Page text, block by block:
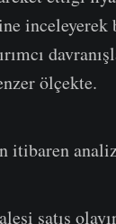
inceleyerek
ölçekte.
itibaren
satış